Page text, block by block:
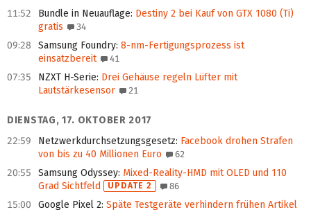
11:52 Bundle in Neuauflage: Destiny 2 bei Kauf von GTX 1080 (Ti)
gratis
34
09:28 Samsung Foundry: 8-nm-Fertigungsprozess ist
einsatzbereit
41
07:35 NZXT H-Serie: Drei Gehäuse regeln Lüfter mit
Lautstärkesensor
21
DIENSTAG, 17. OKTOBER 2017
22:59
Netzwerkdurchsetzungs­gesetz: Facebook drohen Strafen
von bis zu 40 Millionen Euro
62
20:55 Samsung Odyssey: Mixed-Reality-HMD mit OLED und 110
Grad Sichtfeld
UPDATE 2 86
15:00 Google Pixel 2: Späte Testgeräte verhindern frühen Artikel